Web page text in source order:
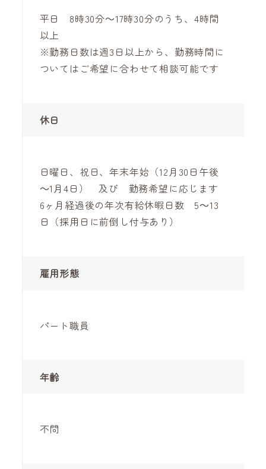
平日 8時30分～17時30分のうち、4時間
以上
※勤務日数は週3日以上から、勤務時間に
ついてはご希望に合わせて相談可能です
休日
日曜日、祝日、年末年始（12月30日午後
～1月4日） 及び 勤務希望に応じます
6ヶ月経過後の年次有給休暇日数 5～13
日（採用日に前倒し付与あり）
雇用形態
パート職員
年齢
不問